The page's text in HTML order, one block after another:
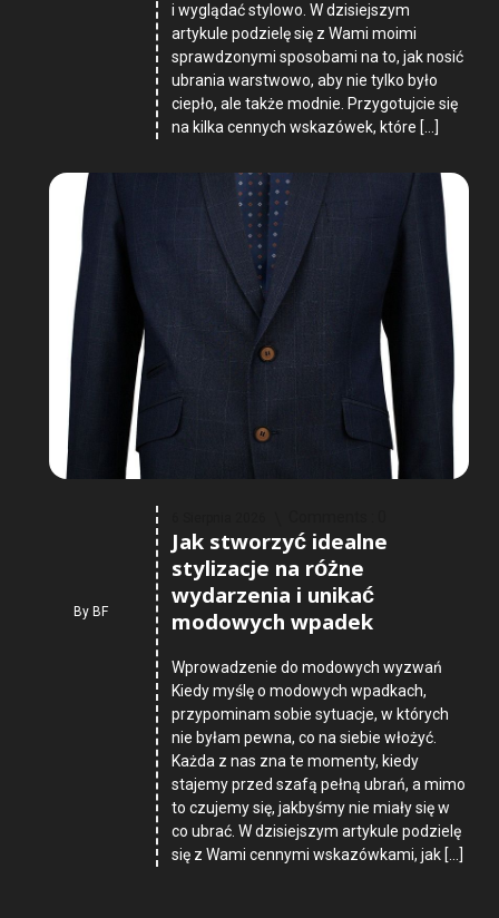
i wyglądać stylowo. W dzisiejszym
artykule podzielę się z Wami moimi
sprawdzonymi sposobami na to, jak nosić
ubrania warstwowo, aby nie tylko było
ciepło, ale także modnie. Przygotujcie się
na kilka cennych wskazówek, które […]
ByBF
Jak stworzyć idealne
stylizacje na różne
wydarzenia i unikać
modowych wpadek
Wprowadzenie do modowych wyzwań
Kiedy myślę o modowych wpadkach,
przypominam sobie sytuacje, w których
nie byłam pewna, co na siebie włożyć.
Każda z nas zna te momenty, kiedy
stajemy przed szafą pełną ubrań, a mimo
to czujemy się, jakbyśmy nie miały się w
co ubrać. W dzisiejszym artykule podzielę
się z Wami cennymi wskazówkami, jak […]